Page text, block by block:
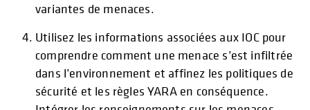
variantes de menaces.
Utilisez les informations associées aux IOC pour
comprendre comment une menace s’est infiltrée
dans l’environnement et affinez les politiques de
sécurité et les règles YARA en conséquence.